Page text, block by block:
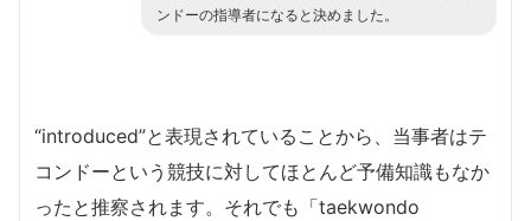
ンドーの指導者になると決めました。
“introduced”と表現されていることから、当事者はテ
コンドーという競技に対してほとんど予備知識もなか
ったと推察されます。それでも「taekwondo